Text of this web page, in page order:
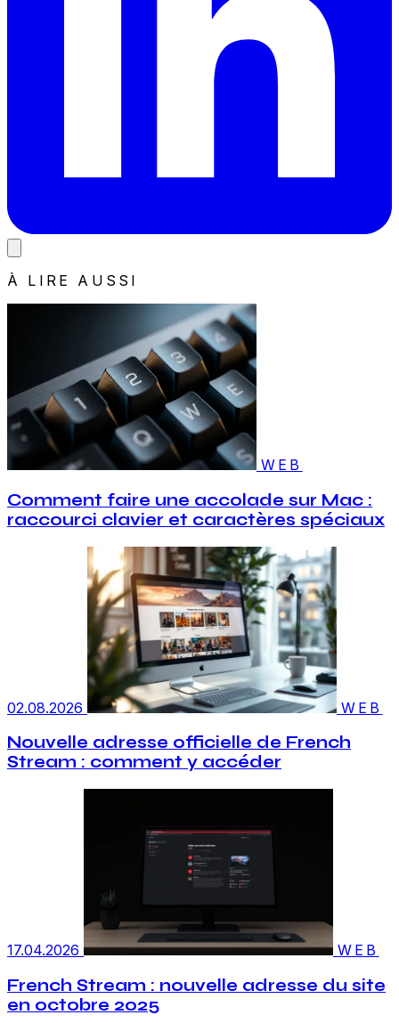
À LIRE AUSSI
WEB
Comment faire une accolade sur Mac :
raccourci clavier et caractères spéciaux
02.08.2026 WEB
Nouvelle adresse officielle de French
Stream : comment y accéder
17.04.2026 WEB
French Stream : nouvelle adresse du site
en octobre 2025